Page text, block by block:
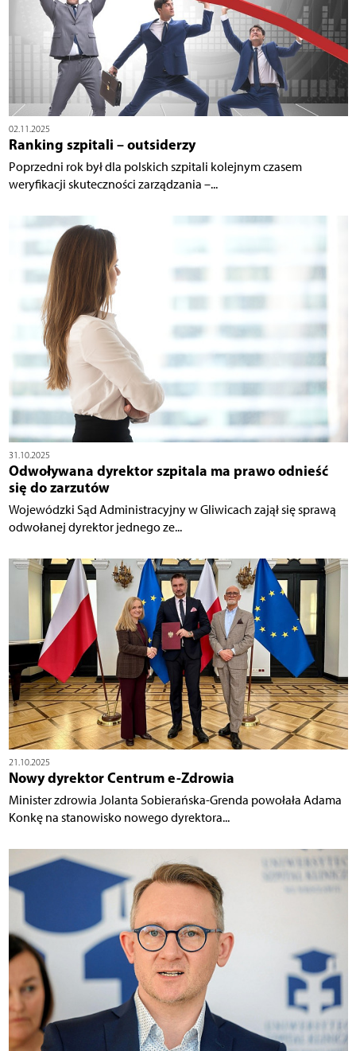
02.11.2025
Ranking szpitali – outsiderzy
Poprzedni rok był dla polskich szpitali kolejnym czasem
weryfikacji skuteczności zarządzania –...
31.10.2025
Odwoływana dyrektor szpitala ma prawo odnieść
się do zarzutów
Wojewódzki Sąd Administracyjny w Gliwicach zajął się sprawą
odwołanej dyrektor jednego ze...
21.10.2025
Nowy dyrektor Centrum e-Zdrowia
Minister zdrowia Jolanta Sobierańska-Grenda powołała Adama
Konkę na stanowisko nowego dyrektora...